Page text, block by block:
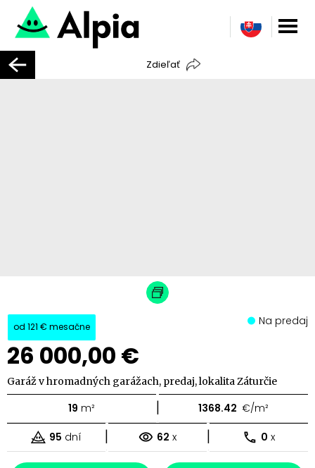
Zdieľať
od 121 € mesačne
26 000,00 €
Na predaj
Garáž v hromadných garážach, predaj, lokalita Záturčie
19 m² | 1368.42 €/m²
95 dní | 62 x | 0 x